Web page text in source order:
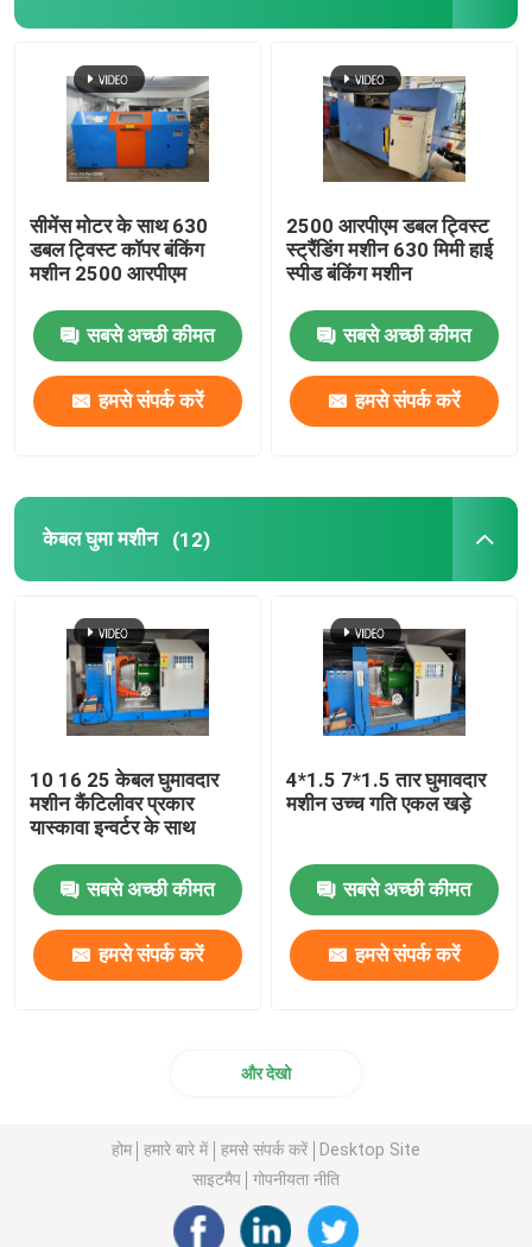
सीमेंस मोटर के साथ 630
डबल ट्विस्ट कॉपर बंकिंग
मशीन 2500 आरपीएम
सबसे अच्छी कीमत
हमसे संपर्क करें
2500 आरपीएम डबल ट्विस्ट
स्ट्रैंडिंग मशीन 630 मिमी हाई
स्पीड बंकिंग मशीन
सबसे अच्छी कीमत
हमसे संपर्क करें
केबल घुमा मशीन (12)
10 16 25 केबल घुमावदार
मशीन कैंटिलीवर प्रकार
यास्कावा इन्वर्टर के साथ
सबसे अच्छी कीमत
हमसे संपर्क करें
4*1.5 7*1.5 तार घुमावदार
मशीन उच्च गति एकल खड़े
सबसे अच्छी कीमत
हमसे संपर्क करें
और देखो
होम हमारे बारे में हमसे संपर्क करें
Desktop Site
साइटमैप
गोपनीयता नीति